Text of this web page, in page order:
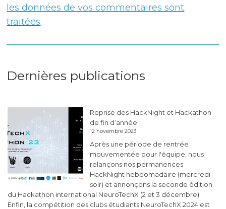
les données de vos commentaires sont
traitées.
Dernières publications
Reprise des HackNight et Hackathon
de fin d’année
12 novembre 2023
Après une période de rentrée
mouvementée pour l'équipe, nous
relançons nos permanences
HackNight hebdomadaire (mercredi
soir) et annonçons la seconde édition
du Hackathon international NeuroTechX (2 et 3 décembre).
Enfin, la compétition des clubs étudiants NeuroTechX 2024 est